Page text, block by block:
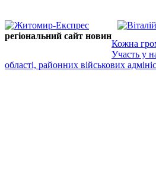
регіональний сайт новин
Кожна
Участь у
області, районних військових